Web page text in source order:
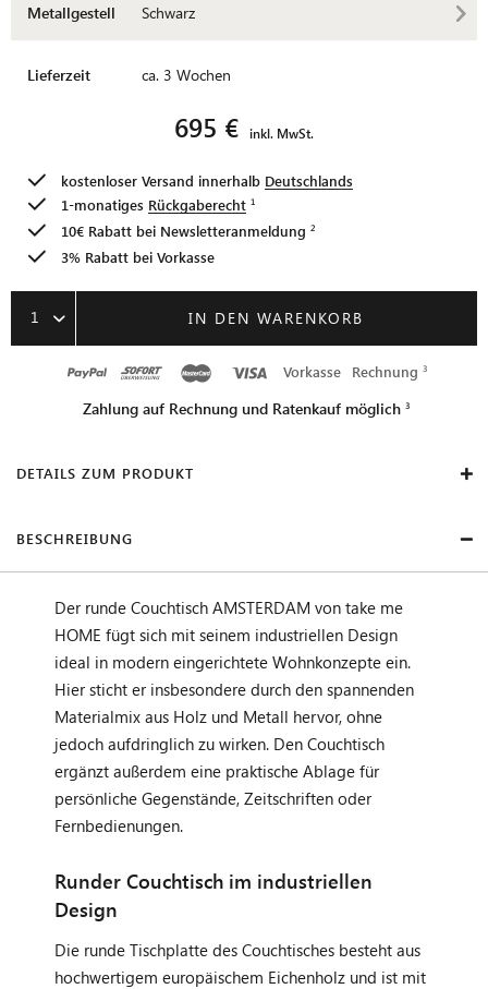
Metallgestell Schwarz
Lieferzeit ca. 3 Wochen
695 € inkl. MwSt.
kostenloser Versand innerhalb Deutschlands
1-monatiges Rückgaberecht
10€ Rabatt bei Newsletteranmeldung
3% Rabatt bei Vorkasse
1 IN DEN WARENKORB
Vorkasse Rechnung
Zahlung auf Rechnung und Ratenkauf möglich
DETAILS ZUM PRODUKT
BESCHREIBUNG
Der runde Couchtisch AMSTERDAM von take me
HOME fügt sich mit seinem industriellen Design
ideal in modern eingerichtete Wohnkonzepte ein.
Hier sticht er insbesondere durch den spannenden
Materialmix aus Holz und Metall hervor, ohne
jedoch aufdringlich zu wirken. Den Couchtisch
ergänzt außerdem eine praktische Ablage für
persönliche Gegenstände, Zeitschriften oder
Fernbedienungen.
Runder Couchtisch im industriellen
Design
Die runde Tischplatte des Couchtisches besteht aus
hochwertigem europäischem Eichenholz und ist mit